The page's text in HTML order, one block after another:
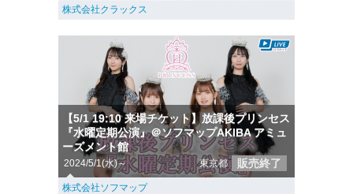
株式会社クラックス
【5/1 19:10 来場チケット】放課後プリンセス
『水曜定期公演』＠ソフマップAKIBA アミュ
ーズメント館
2024/5/1(水)～ 東京都 販売終了
株式会社ソフマップ